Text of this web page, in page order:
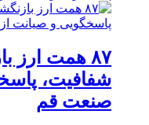
۸۷ همت ارز
شفافیت،
صنعت قم